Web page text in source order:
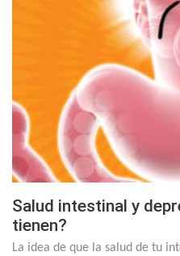
Salud intestinal y
tienen?
La idea de que la salud de tu